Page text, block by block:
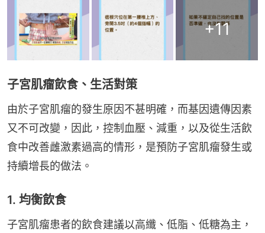
+11
子宮肌瘤飲食、生活對策
由於子宮肌瘤的發生原因不甚明確，而基因遺傳因素
又不可改變，因此，控制血壓、減重，以及從生活飲
食中改善雌激素過高的情形，是預防子宮肌瘤發生或
持續增長的做法。
1. 均衡飲食
子宮肌瘤患者的飲食建議以高纖、低脂、低糖為主，